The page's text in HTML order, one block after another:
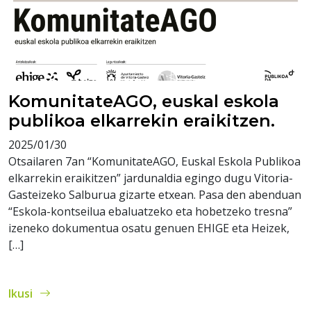
KomunitateAGO, euskal eskola
publikoa elkarrekin eraikitzen.
2025/01/30
Otsailaren 7an “KomunitateAGO, Euskal Eskola Publikoa
elkarrekin eraikitzen” jardunaldia egingo dugu Vitoria-
Gasteizeko Salburua gizarte etxean. Pasa den abenduan
“Eskola-kontseilua ebaluatzeko eta hobetzeko tresna”
izeneko dokumentua osatu genuen EHIGE eta Heizek,
[…]
Ikusi